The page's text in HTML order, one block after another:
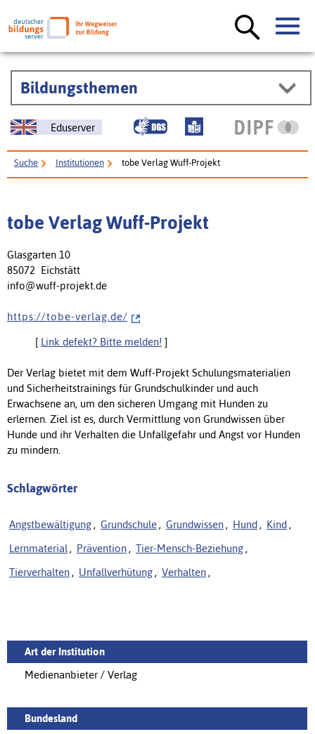
Bildungsthemen
Eduserver
Suche Institutionen tobe Verlag Wuff-Projekt
tobe Verlag Wuff-Projekt
Glasgarten 10
85072 Eichstätt
info@wuff-projekt.de
h t t p s : / / t o b e - v e r l a g . d e /
[ Link defekt? Bitte melden! ]
Der Verlag bietet mit dem Wuff-Projekt Schulungsmaterialien
und Sicherheitstrainings für Grundschulkinder und auch
Erwachsene an, um den sicheren Umgang mit Hunden zu
erlernen. Ziel ist es, durch Vermittlung von Grundwissen über
Hunde und ihr Verhalten die Unfallgefahr und Angst vor Hunden
zu mindern.
Schlagwörter
Angstbewältigung , Grundschule , Grundwissen , Hund , Kind ,
Lernmaterial , Prävention , Tier-Mensch-Beziehung ,
Tierverhalten , Unfallverhütung , Verhalten ,
Art der Institution
Medienanbieter / Verlag
Bundesland